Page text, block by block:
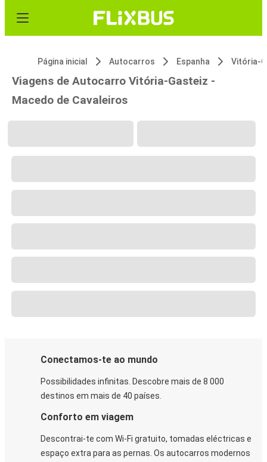
Página inicial Autocarros Espanha Vitória-
Viagens de Autocarro Vitória-Gasteiz -
Macedo de Cavaleiros
Conectamos-te ao mundo
Possibilidades infinitas. Descobre mais de 8 000
destinos em mais de 40 países.
Conforto em viagem
Descontrai-te com Wi-Fi gratuito, tomadas eléctricas e
espaço extra para as pernas. Os autocarros modernos